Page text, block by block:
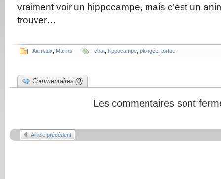
vraiment voir un hippocampe, mais c’est un
trouver…
Animaux Marins chat hippocampe plongée tortue
Commentaires (0)
Les commentaires sont
Article précédent